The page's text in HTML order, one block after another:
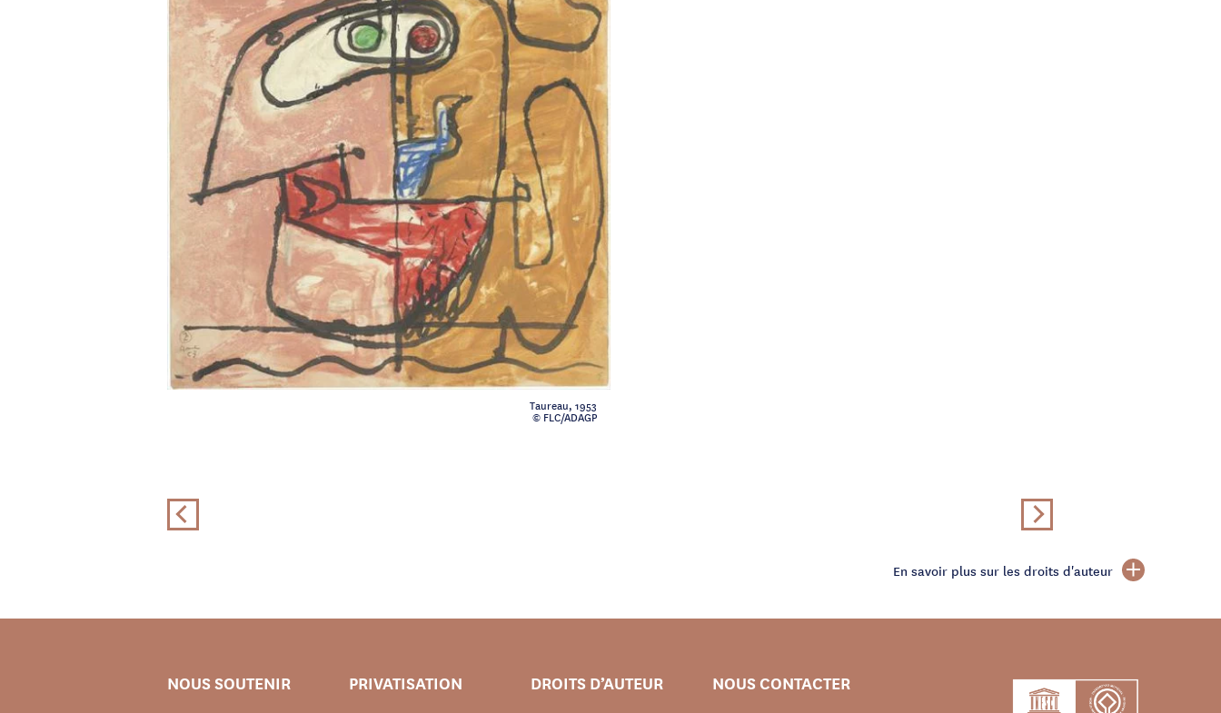
Taureau, 1953
© FLC/ADAGP
En savoir plus sur les droits d'auteur
NOUS SOUTENIR PRIVATISATION DROITS D’AUTEUR NOUS CONTACTER